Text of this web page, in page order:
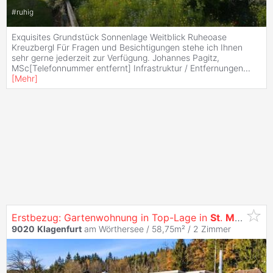
#ruhig
Exquisites Grundstück Sonnenlage Weitblick Ruheoase
Kreuzbergl Für Fragen und Besichtigungen stehe ich Ihnen
sehr gerne jederzeit zur Verfügung. Johannes Pagitz,
MSc[Telefonnummer entfernt] Infrastruktur / Entfernungen...
[Mehr]
Erstbezug: Gartenwohnung in Top-Lage in St. Martin -
9020 Klagenfurt am Wörthersee / 58,75m² / 2 Zimmer